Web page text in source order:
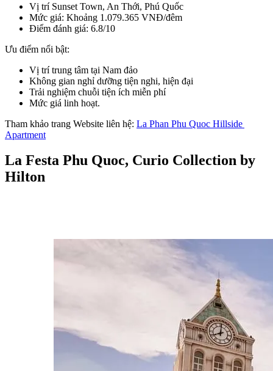
Vị trí Sunset Town, An Thới, Phú Quốc
Mức giá: Khoảng 1.079.365 VNĐ/đêm
Điểm đánh giá: 6.8/10
Ưu điểm nổi bật:
Vị trí trung tâm tại Nam đảo
Không gian nghỉ dưỡng tiện nghi, hiện đại
Trải nghiệm chuỗi tiện ích miễn phí
Mức giá linh hoạt.
Tham khảo trang Website liên hệ: La Phan Phu Quoc Hillside
Apartment
La Festa Phu Quoc, Curio Collection by
Hilton